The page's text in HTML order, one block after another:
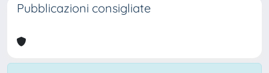
Pubblicazioni consigliate